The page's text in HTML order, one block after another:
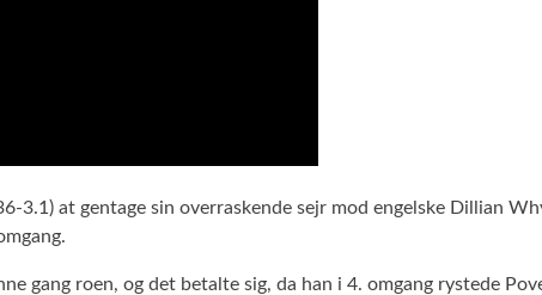
3.1) at gentage sin overraskende sejr mod engelske Dillian
gang roen, og det betalte sig, da han i 4. omgang rystede